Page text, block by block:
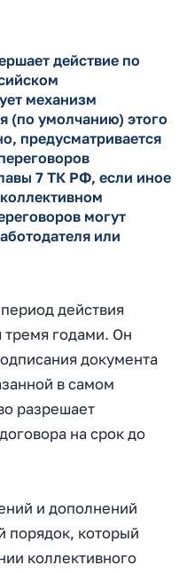
действие по
механизм
(по умолчанию) этого
предусматривается
7 ТК РФ, если иное
могут
или
действия
тремя годами. Он
документа
в самом
разрешает
на срок до
и дополнений
порядок, который
коллективного